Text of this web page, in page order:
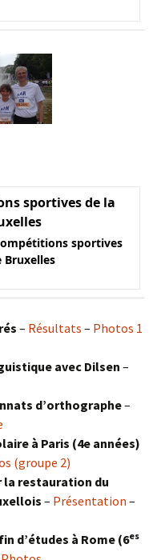
sportives de la
sportives
Bruxelles
– Résultats – Photos 1
avec Dilsen –
d’orthographe–
à Paris (4e années)
(groupe 2)
la restauration du
– Présentation –
d’études à Rome (6es